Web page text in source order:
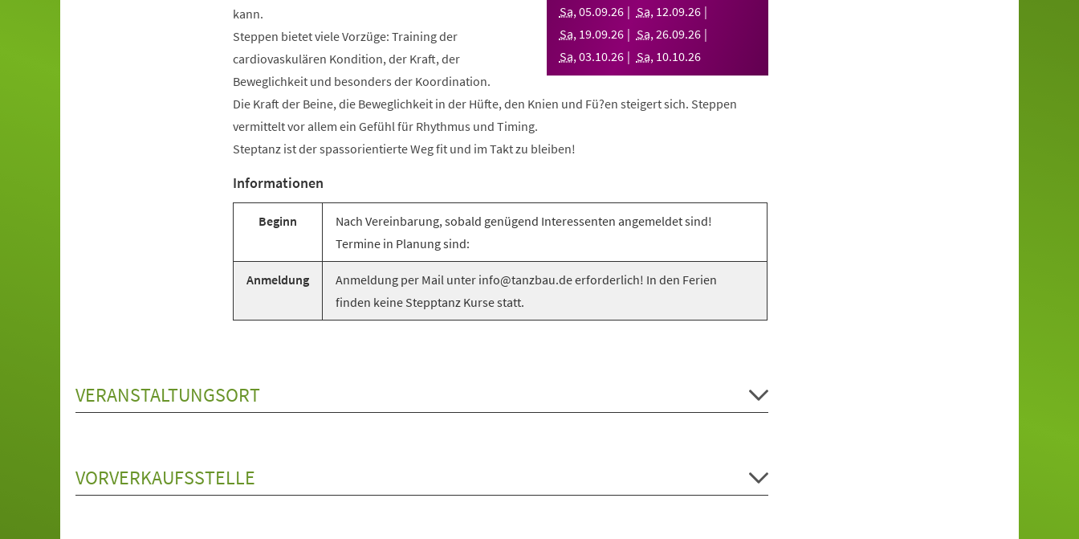
Sa,05.09.26 Sa, 12.09.26
Sa, 19.09.26 Sa,26.09.26
Sa,03.10.26 Sa, 10.10.26
kann.
Steppen bietet viele Vorzüge: Training der
cardiovaskulären Kondition, der Kraft, der
Beweglichkeit und besonders der Koordination.
Die Kraft der Beine, die Beweglichkeit in der Hüfte, den Knien und Fü?en steigert sich. Steppen
vermittelt vor allem ein Gefühl für Rhythmus und Timing.
Steptanz ist der spassorientierte Weg fit und im Takt zu bleiben!
Informationen
Beginn
Nach Vereinbarung, sobald genügend Interessenten angemeldet sind!
Termine in Planung sind:
Anmeldung
Anmeldung per Mail unter info@tanzbau.de erforderlich! In den Ferien
finden keine Stepptanz Kurse statt.
VERANSTALTUNGSORT
VORVERKAUFSSTELLE